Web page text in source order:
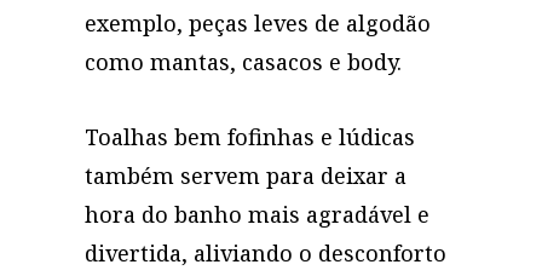
exemplo, peças leves de algodão
como mantas, casacos e body.
Toalhas bem fofinhas e lúdicas
também servem para deixar a
hora do banho mais agradável e
divertida, aliviando o desconforto